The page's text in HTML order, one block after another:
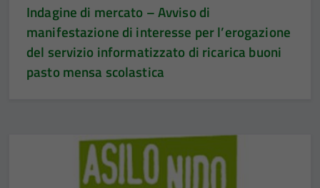
Indagine di mercato – Avviso di
manifestazione di interesse per l’erogazione
del servizio informatizzato di ricarica buoni
pasto mensa scolastica